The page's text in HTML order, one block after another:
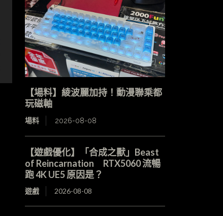
【場料】綾波麗加持！動漫聯乘都
玩磁軸
場料 2026-08-08
【遊戲優化】「合成之獸」Beast
of Reincarnation RTX5060 流暢
跑 4K UE5 原因是？
遊戲 2026-08-08